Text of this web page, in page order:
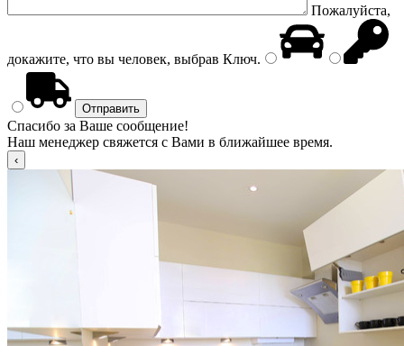
Пожалуйста,
докажите, что вы человек, выбрав Ключ.
Спасибо за Ваше сообщение!
Наш менеджер свяжется с Вами в ближайшее время.